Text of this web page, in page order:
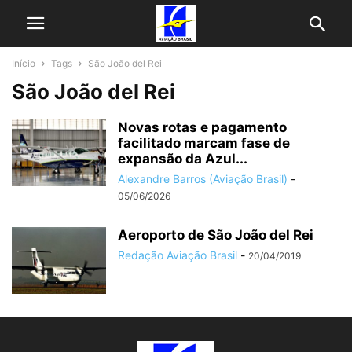
Início Tags São João del Rei
São João del Rei
Novas rotas e pagamento
facilitado marcam fase de
expansão da Azul...
Alexandre Barros (Aviação Brasil) -
05/06/2026
Aeroporto de São João del Rei
Redação Aviação Brasil - 20/04/2019